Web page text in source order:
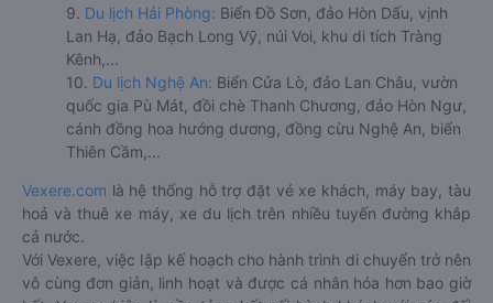
9. Du lịch Hải Phòng: Biển Đồ Sơn, đảo Hòn Dấu, vịnh
Lan Hạ, đảo Bạch Long Vỹ, núi Voi, khu di tích Tràng
Kênh,...
10. Du lịch Nghệ An: Biển Cửa Lò, đảo Lan Châu, vườn
quốc gia Pù Mát, đồi chè Thanh Chương, đảo Hòn Ngư,
cánh đồng hoa hướng dương, đồng cừu Nghệ An, biển
Thiên Cầm,...
Vexere.com là hệ thống hỗ trợ đặt vé xe khách, máy bay, tàu
hoả và thuê xe máy, xe du lịch trên nhiều tuyến đường khắp
cả nước.
Với Vexere, việc lập kế hoạch cho hành trình di chuyển trở nên
vô cùng đơn giản, linh hoạt và được cá nhân hóa hơn bao giờ